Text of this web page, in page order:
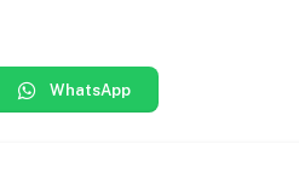
WhatsApp